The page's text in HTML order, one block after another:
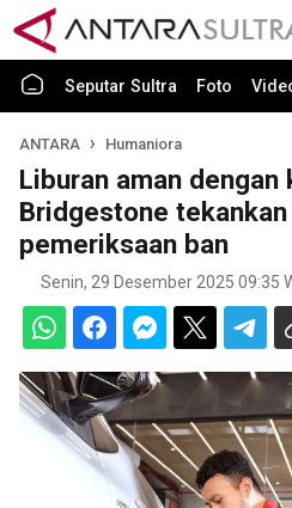
Seputar Sultra Foto
ANTARA Humaniora
Liburan aman
Bridgestone
pemeriksaan ban
Senin, 29 Desember 2025 09:35